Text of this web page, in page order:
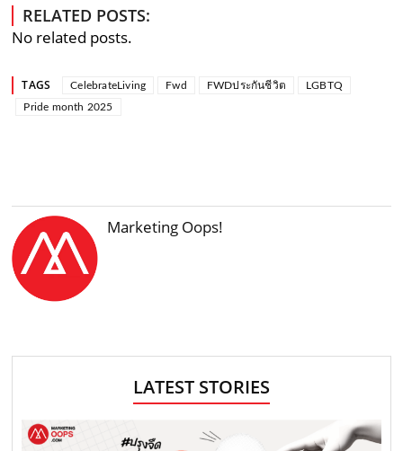
RELATED POSTS:
No related posts.
TAGS CelebrateLiving Fwd FWDประกันชีวิต
LGBTQ
Pride month 2025
Marketing Oops!
LATEST STORIES